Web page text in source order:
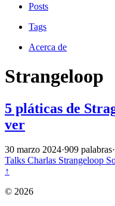
Posts
Tags
Acerca de
Strangeloop
5 pláticas de
ver
30 marzo 2024·909 palabras·
Talks Charlas Strangeloop
↑
© 2026